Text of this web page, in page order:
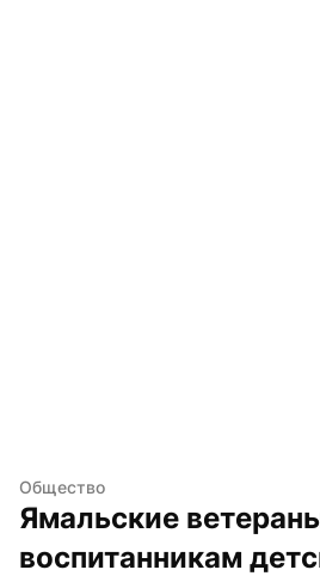
Общество
Ямальские
воспитанникам